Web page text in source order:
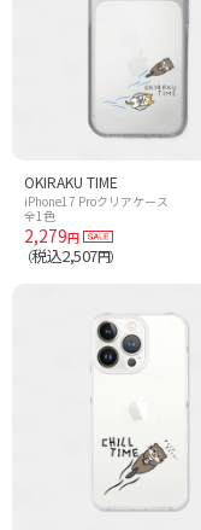
OKIRAKU TIME
iPhone17 Proクリアケース
全1色
2,279円
（税込2,507円）